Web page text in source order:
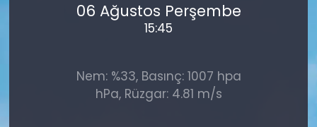
06 Ağustos Perşembe
15:45
Nem: %33, Basınç: 1007 hpa
hPa, Rüzgar: 4.81 m/s